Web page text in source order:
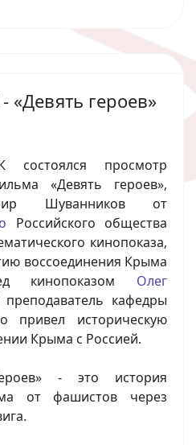
«Девять героев»
состоялся просмотр
«Девять героев»,
Шуванников от
Российского общества
кинопоказа,
воссоединения Крыма
кинопоказом Олег
кафедры
привел историческую
Крыма с Россией.
- это история
от фашистов через